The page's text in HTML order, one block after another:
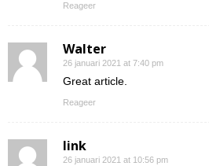
Reageer
Walter
26 januari 2021 at 7:40 pm
Great article.
Reageer
link
26 januari 2021 at 10:56 pm